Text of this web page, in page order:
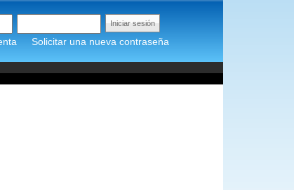
Solicitar una nueva contraseña